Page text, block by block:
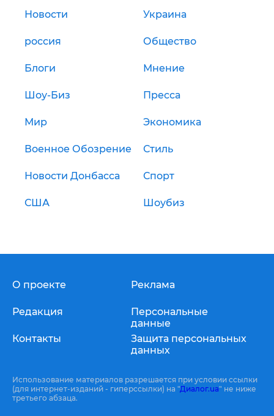
Новости Украина
россия Общество
Блоги Мнение
Шоу-Биз Пресса
Мир Экономика
Военное Обозрение Стиль
Новости Донбасса Спорт
США Шоубиз
О проекте
Редакция
Контакты
Реклама
Персональные
данные
Защита персональных
данных
Использование материалов разрешается при условии ссылки
(для интернет-изданий - гиперссылки) на "Диалог.ua" не ниже
третьего абзаца.